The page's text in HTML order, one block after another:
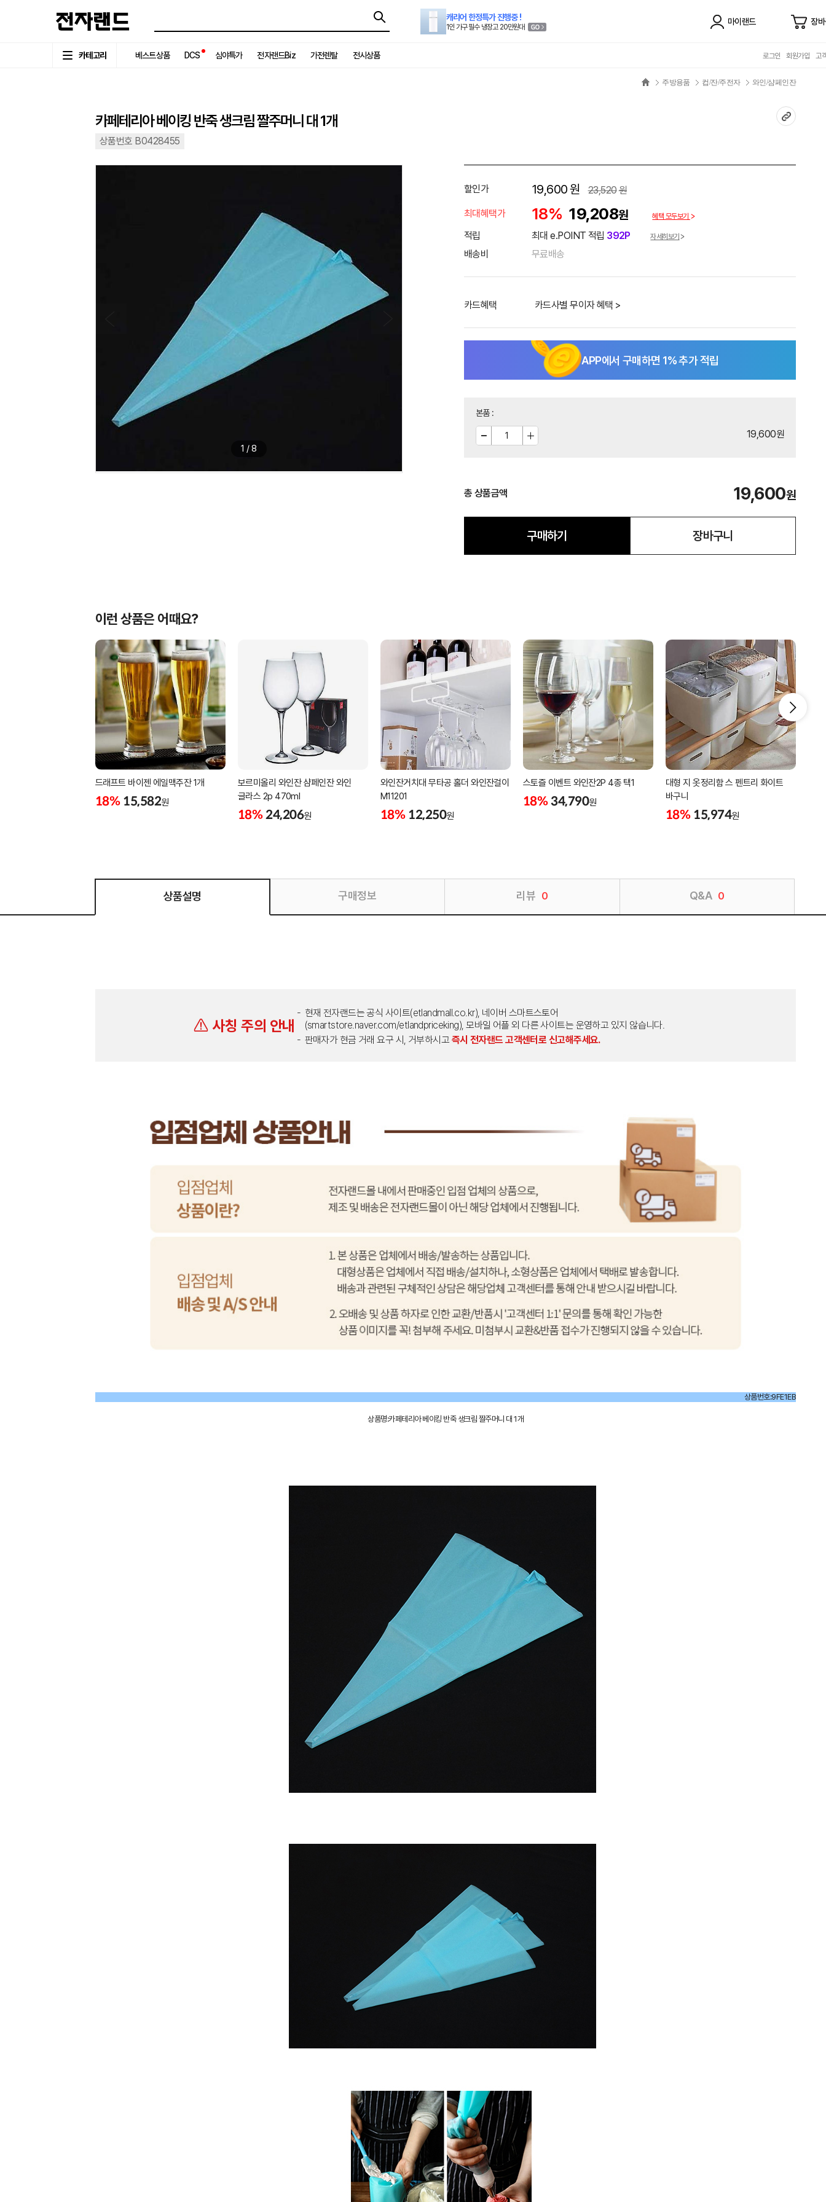
캐리어 한정특가 진행중 !
1인 가구 필수 냉장고 20만원대
마이랜드 장
카테고리 베스트상품 DCS 심야특가 전자랜드Biz 가전렌탈 전시상품 로그인 회원가입 고
주방용품 컵/잔/주전자 와인/샴페인잔
카페테리아 베이킹 반죽 생크림 짤주머니 대 1개
상품번호 B0428455
1 /8
할인가 19,600원 23,520원
최대혜택가
18% 19,208원 혜택 모두보기
적립 최대 e.POINT 적립 392P 자세히보기
배송비 무료배송
카드혜택 카드사별 무이자 혜택 >
APP에서 구매하면 1% 추가 적립
본품:
19,600원
총 상품금액 19,600원
구매하기 장바구니
이런 상품은 어때요?
드래프트 바이젠 에일맥주잔 1개
18% 15,582원
보르미올리 와인잔 샴페인잔 와인
글라스 2p 470ml
18% 24,206원
와인잔거치대 무타공 홀더 와인잔걸이
M11201
18% 12,250원
스토즐 이벤트 와인잔2P 4종 택1
18% 34,790원
대형 지 옷정리함 스 펜트리 화이트
바구니
18% 15,974원
상품설명 구매정보 리뷰 0 Q&A 0
사칭 주의 안내
현재 전자랜드는 공식 사이트(etlandmall.co.kr), 네이버 스마트스토어
(smartstore.naver.com/etlandpriceking), 모바일 어플 외 다른 사이트는 운영하고 있지 않습니다.
판매자가 현금 거래 요구 시, 거부하시고 즉시 전자랜드 고객센터로 신고해주세요.
상품번호:9FE1EB
상품명:카페테리아 베이킹 반죽 생크림 짤주머니 대 1개